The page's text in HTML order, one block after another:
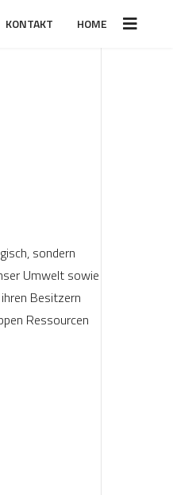
KONTAKT HOME
sondern
Umwelt sowie
Besitzern
Ressourcen